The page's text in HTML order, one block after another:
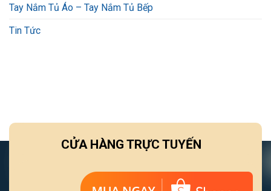
Tay Nắm Tủ Áo – Tay Nắm Tủ Bếp
Tin Tức
CỬA HÀNG TRỰC TUYẾN